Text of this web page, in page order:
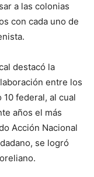
a las colonias
con cada uno de
destacó la
entre los
federal, al cual
años el más
Acción Nacional
se logró